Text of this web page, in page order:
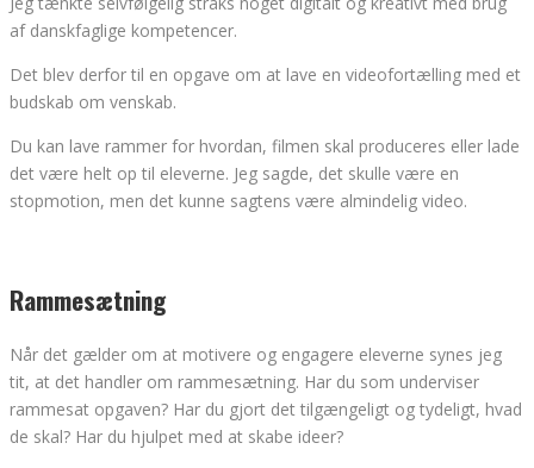
af danskfaglige kompetencer.
Det blev derfor til en opgave om at lave en videofortælling med et
budskab om venskab.
Du kan lave rammer for hvordan, filmen skal produceres eller lade
det være helt op til eleverne. Jeg sagde, det skulle være en
stopmotion, men det kunne sagtens være almindelig video.
Rammesætning
Når det gælder om at motivere og engagere eleverne synes jeg
tit, at det handler om rammesætning. Har du som underviser
rammesat opgaven? Har du gjort det tilgængeligt og tydeligt, hvad
de skal? Har du hjulpet med at skabe ideer?